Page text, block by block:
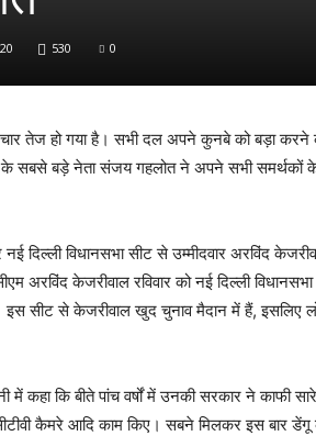
530 0
तेज हो गया है। सभी दल अपने कुनबे को बड़ा
के सबसे बड़े नेता संजय गहलोत ने अपने सभी समर्थकों
दिल्ली विधानसभा सीट से उम्मीदवार अरविंद
अरविंद केजरीवाल रविवार को नई दिल्ली
इस सीट से केजरीवाल खुद चुनाव मैदान में हैं, इसलिए
में कहा कि बीते पांच वर्षों में उनकी सरकार ने काफी
कैमरे आदि काम किए। सबने मिलकर इस बार